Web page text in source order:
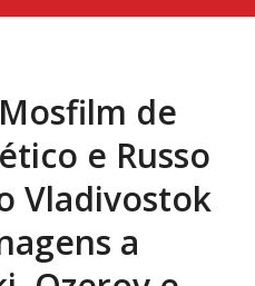
de
e Russo
Vladivostok
a